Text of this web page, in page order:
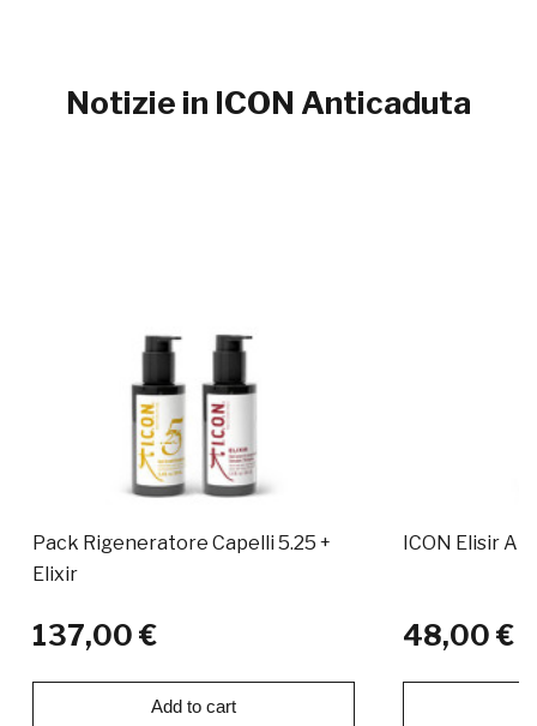
Notizie in ICON Anticaduta
Pack Rigeneratore Capelli 5.25 +
Elixir
137,00 €
Add to cart
ICON Elisir
48,00 €